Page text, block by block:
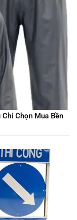
Chọn Mua Bền